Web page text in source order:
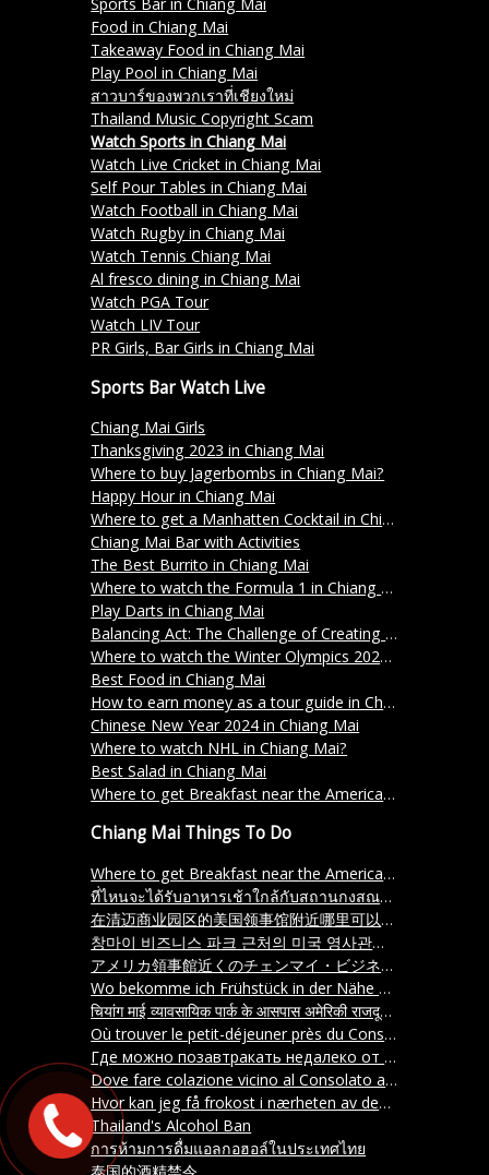
Food in Chiang Mai
Takeaway Food in Chiang Mai
Play Pool in Chiang Mai
สาวบาร์ของพวกเราที่เชียงใหม่
Thailand Music Copyright Scam
Watch Sports in Chiang Mai
Watch Live Cricket in Chiang Mai
Self Pour Tables in Chiang Mai
Watch Football in Chiang Mai
Watch Rugby in Chiang Mai
Watch Tennis Chiang Mai
Al fresco dining in Chiang Mai
Watch PGA Tour
Watch LIV Tour
PR Girls, Bar Girls in Chiang Mai
Sports Bar Watch Live
Chiang Mai Girls
Thanksgiving 2023 in Chiang Mai
Where to buy Jagerbombs in Chiang Mai?
Happy Hour in Chiang Mai
Where to get a Manhatten Cocktail in Chiang Mai?
Chiang Mai Bar with Activities
The Best Burrito in Chiang Mai
Where to watch the Formula 1 in Chiang Mai?
Play Darts in Chiang Mai
Balancing Act: The Challenge of Creating a Menu in Thailand
Where to watch the Winter Olympics 2024 in Chiang Mai
Best Food in Chiang Mai
How to earn money as a tour guide in Chiang Mai Thailand
Chinese New Year 2024 in Chiang Mai
Where to watch NHL in Chiang Mai?
Best Salad in Chiang Mai
Where to get Breakfast near the American Consulate in Chiang Mai Business park?
Chiang Mai Things To Do
Where to get Breakfast near the American Consulate in Chiang Mai Business park?
ที่ไหนจะได้รับอาหารเช้าใกล้กับสถานกงสณฑ์ของอเมริกาที่ Chiang Mai Business park ครับ
在清迈商业园区的美国领事馆附近哪里可以吃到早餐？
창마이 비즈니스 파크 근처의 미국 영사관에서 아침식사를 어디서 먹을 수 있나요
アメリカ領事館近くのチェンマイ・ビジネスパークで朝食を取る場所はどこですか？
Wo bekomme ich Frühstück in der Nähe des amerikanischen Konsulats im Chiang Mai Business Park
चियांग माई व्यावसायिक पार्क के आसपास अमेरिकी राजदूतावास के पास नाश्ता कहाँ मिलेगा
Où trouver le petit-déjeuner près du Consulat américain dans le parc d'affaires de Chiang Mai
Где можно позавтракать недалеко от посольства США в бизнес-парке Чиангмая
Dove fare colazione vicino al Consolato americano nel parco aziendale di Chiang Mai
Hvor kan jeg få frokost i nærheten av den amerikanske ambassaden i Chiang Mai Business Park
Thailand's Alcohol Ban
การห้ามการดื่มแอลกอฮอล์ในประเทศไทย